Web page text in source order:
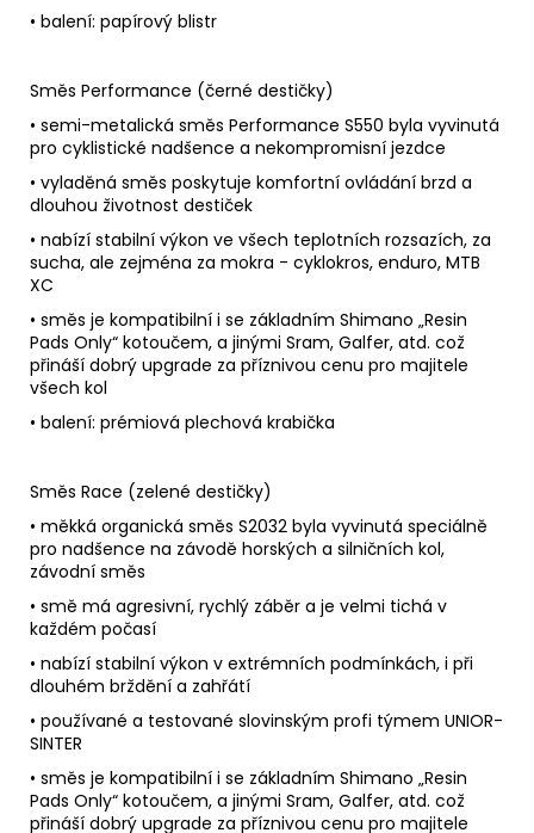
• balení: papírový blistr
Směs Performance (černé destičky)
• semi-metalická směs Performance S550 byla vyvinutá
pro cyklistické nadšence a nekompromisní jezdce
• vyladěná směs poskytuje komfortní ovládání brzd a
dlouhou životnost destiček
• nabízí stabilní výkon ve všech teplotních rozsazích, za
sucha, ale zejména za mokra - cyklokros, enduro, MTB
XC
• směs je kompatibilní i se základním Shimano „Resin
Pads Only“ kotoučem, a jinými Sram, Galfer, atd. což
přináší dobrý upgrade za příznivou cenu pro majitele
všech kol
• balení: prémiová plechová krabička
Směs Race (zelené destičky)
• měkká organická směs S2032 byla vyvinutá speciálně
pro nadšence na závodě horských a silničních kol,
závodní směs
• smě má agresivní, rychlý záběr a je velmi tichá v
každém počasí
• nabízí stabilní výkon v extrémních podmínkách, i při
dlouhém brždění a zahřátí
• používané a testované slovinským profi týmem UNIOR-
SINTER
• směs je kompatibilní i se základním Shimano „Resin
Pads Only“ kotoučem, a jinými Sram, Galfer, atd. což
přináší dobrý upgrade za příznivou cenu pro majitele